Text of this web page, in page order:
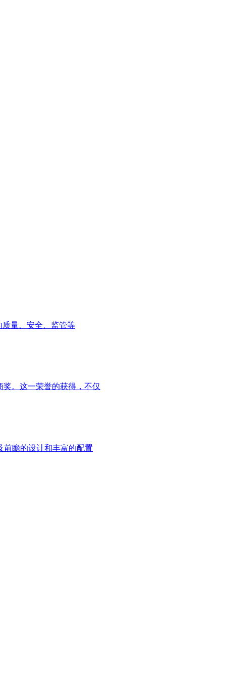
质量、安全、监管等
奖。这一荣誉的获得，不仅
前瞻的设计和丰富的配置